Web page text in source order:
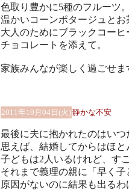
色取り豊かに5種のフルーツ
温かいコーンポタージュとお
大人のためにブラックコーヒ
チョコレートを添えて。
家族みんなが楽しく過ごせま
2011年10月04日(火)静かな不安
最後に夫に抱かれたのはいつ
思えば、結婚してからはほ
子どもは2人いるけれど、す
それまで義理の親に「早く
原因がないのに結果も出る